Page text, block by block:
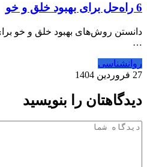
6 راه‌حل برای بهبود خلق و خو
دانستن روش‌های بهبود خلق و خو
…
روانشناسی
27 فروردین 1404
دیدگاهتان را بنویسید